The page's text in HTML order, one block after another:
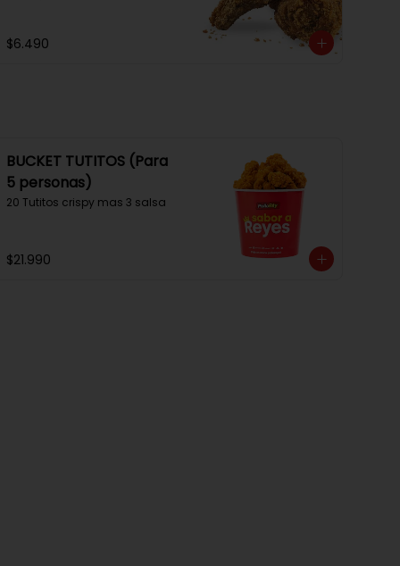
$6.490
BUCKET TUTITOS (Para
5 personas)
20 Tutitos crispy mas 3 salsa
$21.990